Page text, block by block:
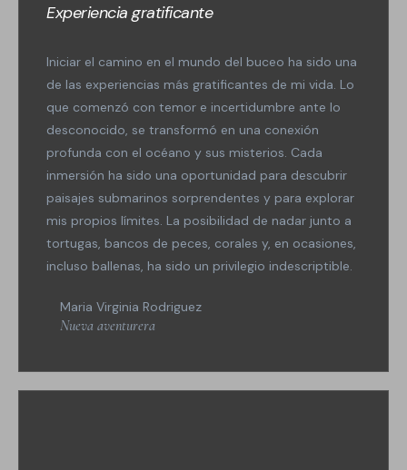
Experiencia gratificante
Iniciar el camino en el mundo del buceo ha sido una
de las experiencias más gratificantes de mi vida. Lo
que comenzó con temor e incertidumbre ante lo
desconocido, se transformó en una conexión
profunda con el océano y sus misterios. Cada
inmersión ha sido una oportunidad para descubrir
paisajes submarinos sorprendentes y para explorar
mis propios límites. La posibilidad de nadar junto a
tortugas, bancos de peces, corales y, en ocasiones,
incluso ballenas, ha sido un privilegio indescriptible.
Maria Virginia Rodriguez
Nueva aventurera